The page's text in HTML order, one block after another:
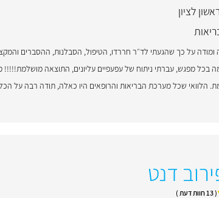
ראשון לציון
על כך שהגעתי לד״ר חררדו, הטיפול, הסבלנות, ההסברים
בכל מפגש, עברתי ניתוח של עפעפיים עליונים, התוצאה
הלוואי שכל מערכת הבריאות והרופאים היו כאלה, תודה רבה על
דנט
( 13 חוות דעת )